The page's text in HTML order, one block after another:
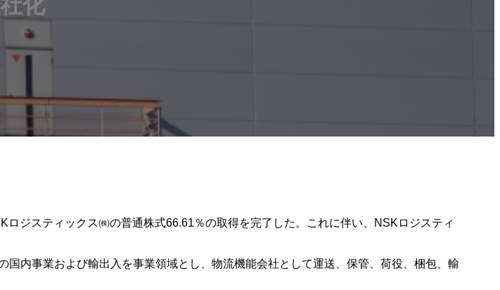
化
ジスティックス㈱の普通株式66.61％の取得を完了した。これに伴い、NSKロジスティ
内事業および輸出入を事業領域とし、物流機能会社として運送、保管、荷役、梱包、輸